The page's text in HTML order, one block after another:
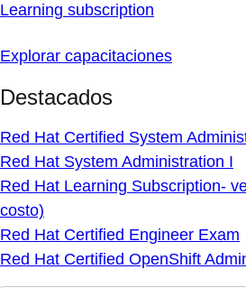
Learning subscription
Explorar capacitaciones
Destacados
Red Hat Certified System
Red Hat System Administration I
Red Hat Learning Subscription-
costo)
Red Hat Certified Engineer Exam
Red Hat Certified OpenShift